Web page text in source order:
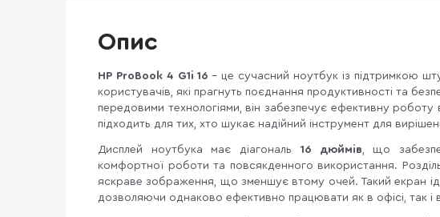
Опис
HP ProBook 4 G1i 16 – це сучасний ноутбук із підтримкою
користувачів, які прагнуть поєднання продуктивності та
передовими технологіями, він забезпечує ефективну роботу
підходить для тих, хто шукає надійний інструмент для
Дисплей ноутбука має діагональ 16 дюймів, що
комфортної роботи та повсякденного використання.
яскраве зображення, що зменшує втому очей. Такий екран
дозволяючи однаково ефективно працювати як в офісі, так і